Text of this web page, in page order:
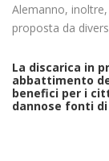
Alemanno, inoltre,
proposta da
La discarica in
abbattimento
benefici per i
dannose fonti